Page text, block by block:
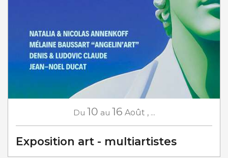
Du 10 au 16 Août , ...
Exposition art - multiartistes